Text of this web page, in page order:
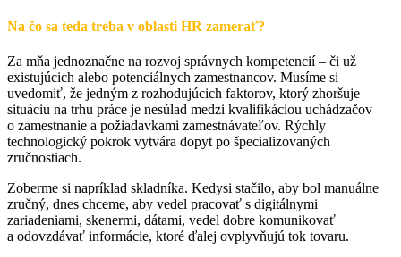
Na čo sa teda treba v oblasti HR zamerať?
Za mňa jednoznačne na rozvoj správnych kompetencií – či už
existujúcich alebo potenciálnych zamestnancov. Musíme si
uvedomiť, že jedným z rozhodujúcich faktorov, ktorý zhoršuje
situáciu na trhu práce je nesúlad medzi kvalifikáciou uchádzačov
o zamestnanie a požiadavkami zamestnávateľov. Rýchly
technologický pokrok vytvára dopyt po špecializovaných
zručnostiach.
Zoberme si napríklad skladníka. Kedysi stačilo, aby bol manuálne
zručný, dnes chceme, aby vedel pracovať s digitálnymi
zariadeniami, skenermi, dátami, vedel dobre komunikovať
a odovzdávať informácie, ktoré ďalej ovplyvňujú tok tovaru.